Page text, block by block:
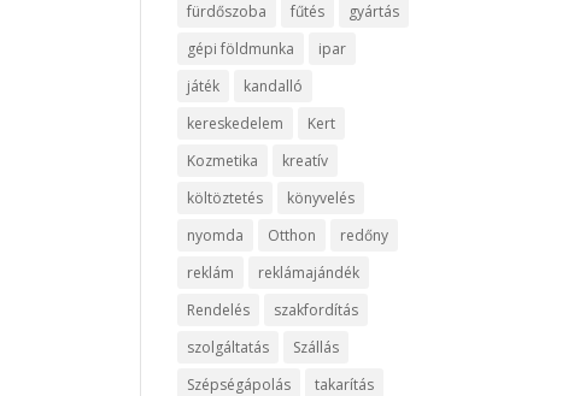
fürdőszoba
fűtés
gyártás
gépi földmunka
ipar
játék
kandalló
kereskedelem
Kert
Kozmetika
kreatív
költöztetés
könyvelés
nyomda
Otthon
redőny
reklám
reklámajándék
Rendelés
szakfordítás
szolgáltatás
Szállás
Szépségápolás
takarítás